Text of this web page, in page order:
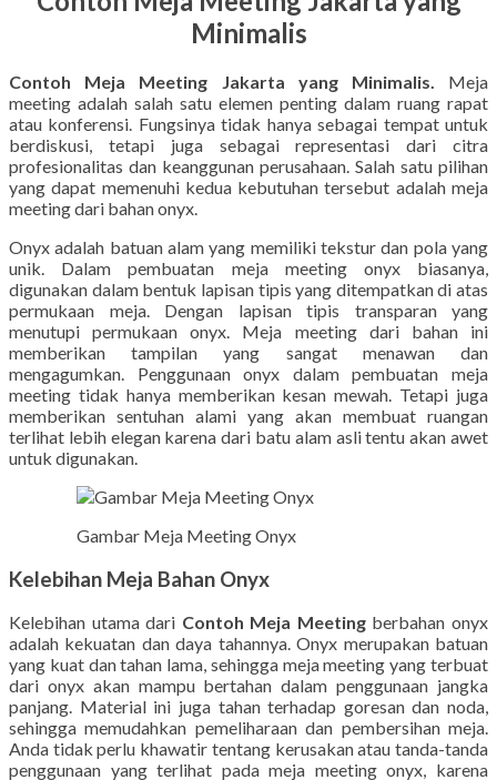
Minimalis
Contoh Meja Meeting Jakarta yang Minimalis. Meja
meeting adalah salah satu elemen penting dalam ruang rapat
atau konferensi. Fungsinya tidak hanya sebagai tempat untuk
berdiskusi, tetapi juga sebagai representasi dari citra
profesionalitas dan keanggunan perusahaan. Salah satu pilihan
yang dapat memenuhi kedua kebutuhan tersebut adalah meja
meeting dari bahan onyx.
Onyx adalah batuan alam yang memiliki tekstur dan pola yang
unik. Dalam pembuatan meja meeting onyx biasanya,
digunakan dalam bentuk lapisan tipis yang ditempatkan di atas
permukaan meja. Dengan lapisan tipis transparan yang
menutupi permukaan onyx. Meja meeting dari bahan ini
memberikan tampilan yang sangat menawan dan
mengagumkan. Penggunaan onyx dalam pembuatan meja
meeting tidak hanya memberikan kesan mewah. Tetapi juga
memberikan sentuhan alami yang akan membuat ruangan
terlihat lebih elegan karena dari batu alam asli tentu akan awet
untuk digunakan.
Gambar Meja Meeting Onyx
Kelebihan Meja Bahan Onyx
Kelebihan utama dari Contoh Meja Meetingberbahan onyx
adalah kekuatan dan daya tahannya. Onyx merupakan batuan
yang kuat dan tahan lama, sehingga meja meeting yang terbuat
dari onyx akan mampu bertahan dalam penggunaan jangka
panjang. Material ini juga tahan terhadap goresan dan noda,
sehingga memudahkan pemeliharaan dan pembersihan meja.
Anda tidak perlu khawatir tentang kerusakan atau tanda-tanda
penggunaan yang terlihat pada meja meeting onyx, karena